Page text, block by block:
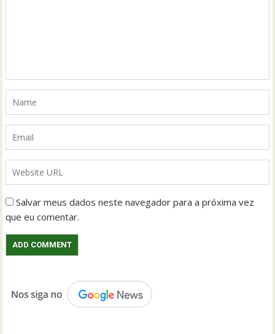
Salvar meus dados neste navegador para a próxima vez
que eu comentar.